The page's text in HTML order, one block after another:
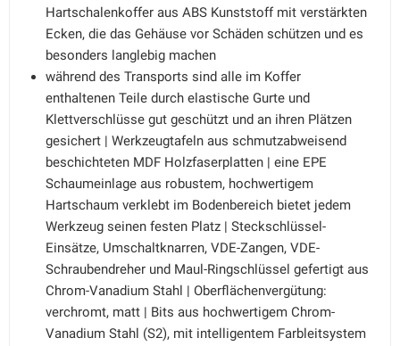
Hartschalenkoffer aus ABS Kunststoff mit verstärkten
Ecken, die das Gehäuse vor Schäden schützen und es
besonders langlebig machen
während des Transports sind alle im Koffer
enthaltenen Teile durch elastische Gurte und
Klettverschlüsse gut geschützt und an ihren Plätzen
gesichert | Werkzeugtafeln aus schmutzabweisend
beschichteten MDF Holzfaserplatten | eine EPE
Schaumeinlage aus robustem, hochwertigem
Hartschaum verklebt im Bodenbereich bietet jedem
Werkzeug seinen festen Platz | Steckschlüssel-
Einsätze, Umschaltknarren, VDE-Zangen, VDE-
Schraubendreher und Maul-Ringschlüssel gefertigt aus
Chrom-Vanadium Stahl | Oberflächenvergütung:
verchromt, matt | Bits aus hochwertigem Chrom-
Vanadium Stahl (S2), mit intelligentem Farbleitsystem